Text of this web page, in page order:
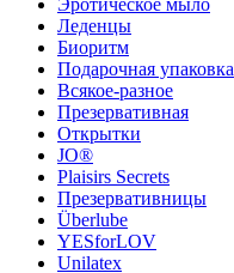
Эротическое мыло
Леденцы
Биоритм
Подарочная упаковка
Всякое-разное
Презервативная
Открытки
JO®
Plaisirs Secrets
Презервативницы
Überlube
YESforLOV
Unilatex